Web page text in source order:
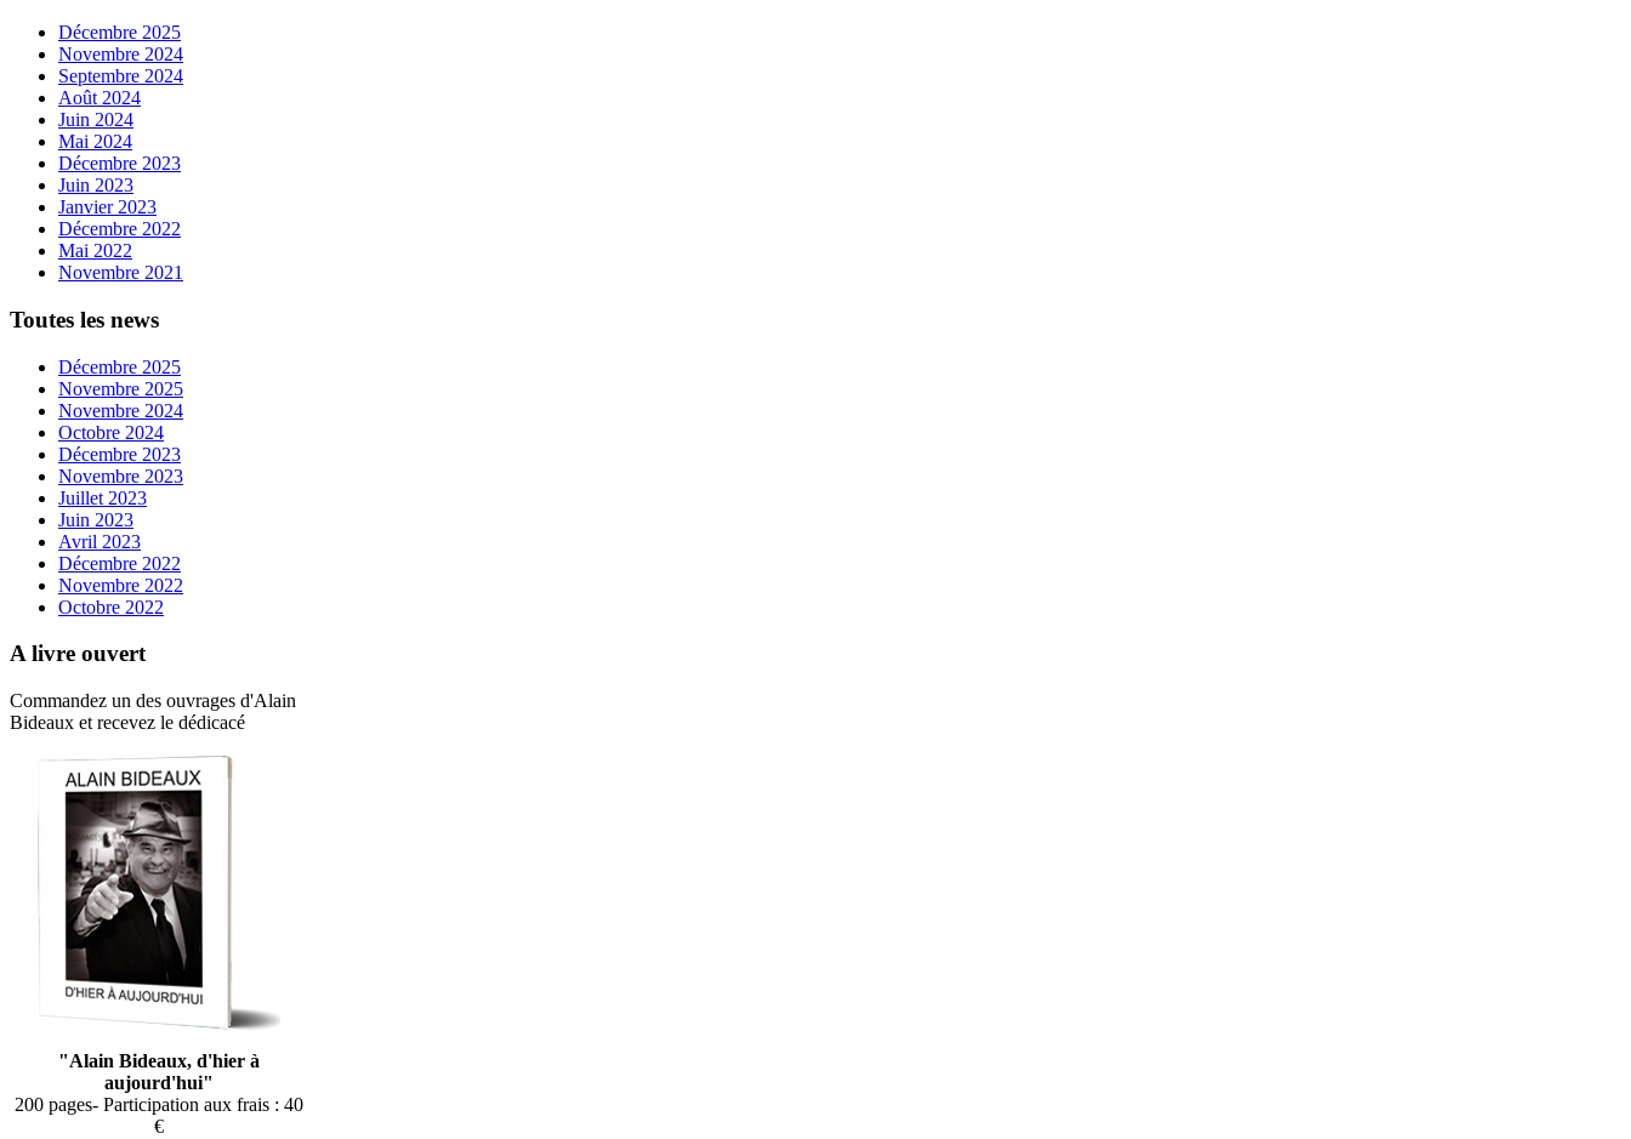
Décembre 2025
Novembre 2024
Septembre 2024
Août 2024
Juin 2024
Mai 2024
Décembre 2023
Juin 2023
Janvier 2023
Décembre 2022
Mai 2022
Novembre 2021
Toutes les news
Décembre 2025
Novembre 2025
Novembre 2024
Octobre 2024
Décembre 2023
Novembre 2023
Juillet 2023
Juin 2023
Avril 2023
Décembre 2022
Novembre 2022
Octobre 2022
A livre ouvert
Commandez un des ouvrages d'Alain
Bideaux et recevez le dédicacé
"Alain Bideaux, d'hier à
aujourd'hui"
200 pages- Participation aux frais : 40
€